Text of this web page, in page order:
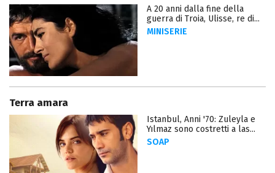
A 20 anni dalla fine della
guerra di Troia, Ulisse, re di...
MINISERIE
Terra amara
Istanbul, Anni '70: Zuleyla e
Yılmaz sono costretti a las...
SOAP